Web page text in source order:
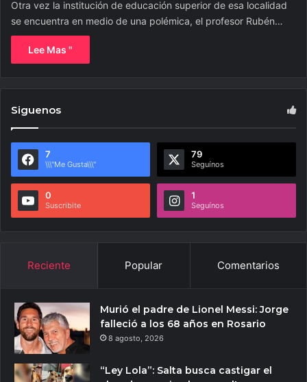
Otra vez la institución de educación superior de esa localidad
se encuentra en medio de una polémica, el profesor Rubén…
Lee Mas "
Siguenos
7
\\\"Me Gusta\\\"
79
Seguínos
0
Suscribite
1
Seguínos
Reciente Popular Comentarios
Murió el padre de Lionel Messi: Jorge
falleció a los 68 años en Rosario
8 agosto, 2026
“Ley Lola”: Salta busca castigar el